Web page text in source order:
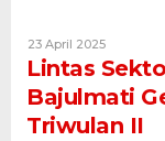
23 April 2025Oleh
Lintas
Bajulmati
Triwulan II